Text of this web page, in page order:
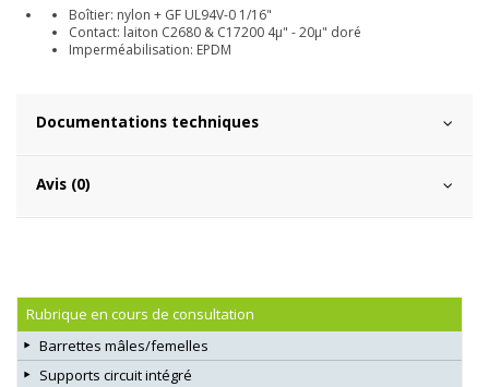
Boîtier: nylon + GF UL94V-0 1/16"
Contact: laiton C2680 & C17200 4µ" - 20µ" doré
Imperméabilisation: EPDM
Documentations techniques
Avis (0)
Rubrique en cours de consultation
Barrettes mâles/femelles
Supports circuit intégré